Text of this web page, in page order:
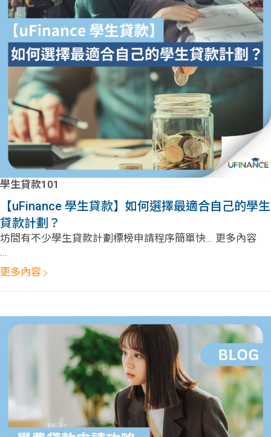
學生貸款101
【uFinance 學生貸款】如何選擇最適合自己的學生
貸款計劃？
坊間有不少學生貸款計劃標榜申請程序簡單快... 更多內容
...
更多內容